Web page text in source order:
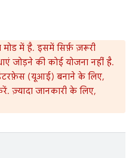
मोड में है. इसमें सिर्फ़ ज़रूरी
जोड़ने की कोई योजना नहीं है.
(यूआई) बनाने के लिए,
ज़्यादा जानकारी के लिए,